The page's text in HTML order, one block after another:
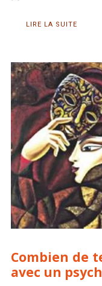
LIRE LA SUITE
Combien de
avec un